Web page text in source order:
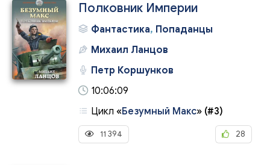
Полковник Империи
Фантастика, Попаданцы
Михаил Ланцов
Петр Коршунков
10:06:09
Цикл «Безумный Макс» (#3)
11 394 28